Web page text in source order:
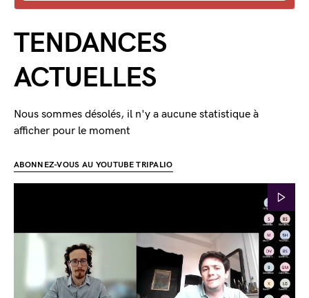
TENDANCES
ACTUELLES
Nous sommes désolés, il n'y a aucune statistique à
afficher pour le moment
ABONNEZ-VOUS AU YOUTUBE TRIPALIO